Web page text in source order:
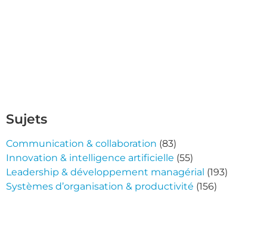
Sujets
Communication & collaboration (83)
Innovation & intelligence artificielle (55)
Leadership & développement managérial (193)
Systèmes d’organisation & productivité (156)